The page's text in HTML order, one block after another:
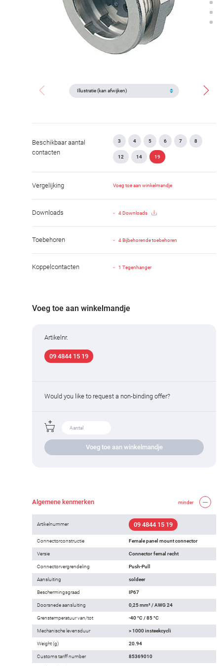
Beschikbaar aantal
contacten
3 4 5 6 7 8
12 14 19
Vergelijking Voeg toe aan winkelmandje
Downloads 4 Downloads
Toebehoren 4 Bijbehorende toebehoren
Koppelcontacten 1 Tegenhanger
Voeg toe aan winkelmandje
Artikelnr.
09 4844 15 19
Would you like to request a non-binding offer?
Voeg toe aan winkelmandje
Algemene kenmerken minder
Artikelnummer 09 4844 15 19
Connectorconstructie Female panel mount connector
Versie Connector femal recht
Connectorvergrendeling Push-Pull
Aansluiting soldeer
Beschermingsgraad IP67
Doorsnede aansluiting 0,25 mm² / AWG 24
Grenstemperatuur van/tot -40 °C / 85 °C
Mechanische levensduur > 1000 insteekcycli
Weight (g) 20.94
Customs tariff number 85369010